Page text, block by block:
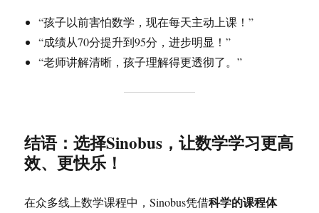
“孩子以前害怕数学，现在每天主动上课！”
“成绩从70分提升到95分，进步明显！”
“老师讲解清晰，孩子理解得更透彻了。”
结语：选择Sinobus，让数学学习更高
效、更快乐！
在众多线上数学课程中，Sinobus凭借科学的课程体